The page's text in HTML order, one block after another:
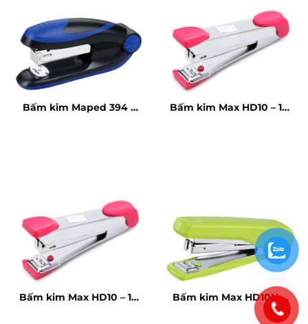
Bấm kim Maped 394 –
Bấm kim Max HD10 – 10
Bấm kim Max HD10 – 10
Bấm kim Max HD10N –